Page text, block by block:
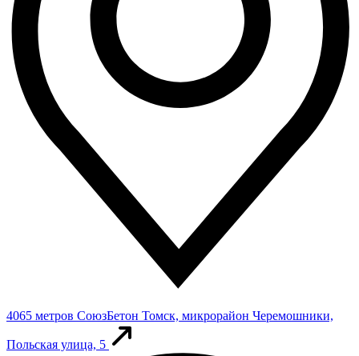
4065 метров СоюзБетон Томск, микрорайон Черемошники,
Польская улица, 5